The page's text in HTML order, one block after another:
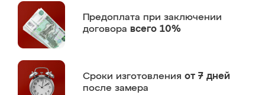
Предоплата при заключении
договора всего 10%
Сроки изготовления от 7 дней
после замера